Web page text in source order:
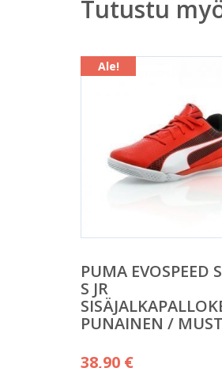
Tutustu
Ale!
PUMA EVOSPEED
S JR
PUNAINEN /
Alkuperäinen
38,90 €